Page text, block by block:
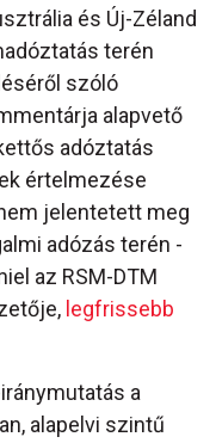
és Új-Zéland
terén
szóló
alapvető
adóztatás
értelmezése
jelentetett meg
adózás terén -
az RSM-DTM
legfrissebb
a
alapelvi szintű